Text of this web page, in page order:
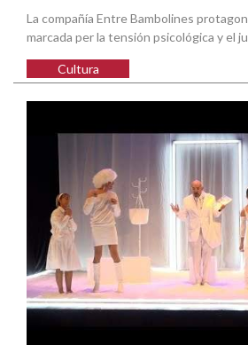
La compañía Entre Bambolines
marcada per la tensión psicológica y el
Cultura